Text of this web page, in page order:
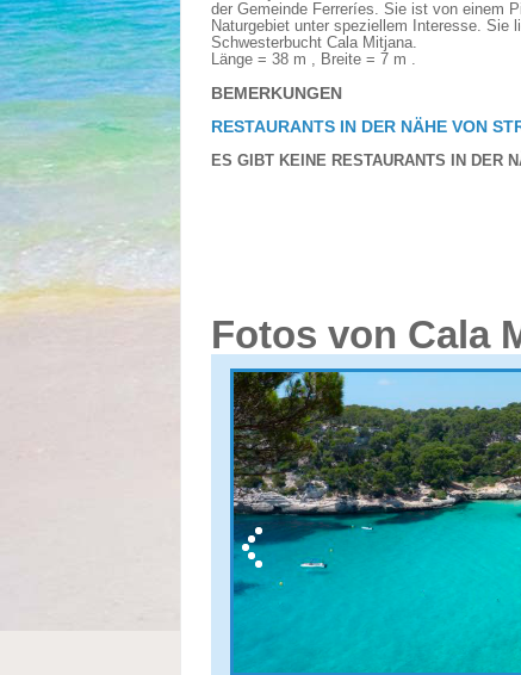
der Gemeinde Ferreríes. Sie ist von einem
Naturgebiet unter speziellem Interesse. Sie
Schwesterbucht Cala Mitjana.
Länge = 38 m , Breite = 7 m .
BEMERKUNGEN
RESTAURANTS IN DER NÄHE VON
ES GIBT KEINE RESTAURANTS IN DER
Fotos von Cala